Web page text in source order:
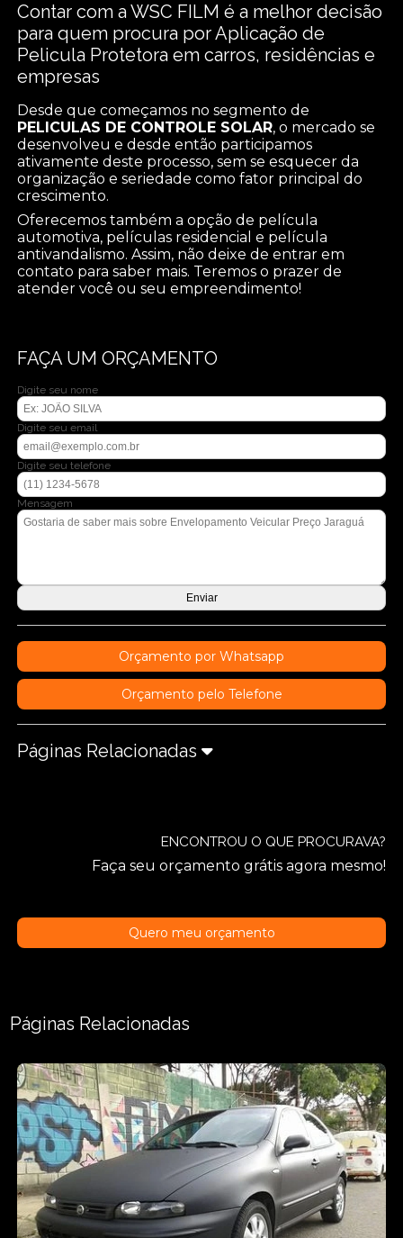
Contar com a WSC FILM é a melhor decisão
para quem procura por Aplicação de
Pelicula Protetora em carros, residências e
empresas
Desde que começamos no segmento de
PELICULAS DE CONTROLE SOLAR, o mercado se
desenvolveu e desde então participamos
ativamente deste processo, sem se esquecer da
organização e seriedade como fator principal do
crescimento.
Oferecemos também a opção de película
automotiva, películas residencial e película
antivandalismo. Assim, não deixe de entrar em
contato para saber mais. Teremos o prazer de
atender você ou seu empreendimento!
FAÇA UM ORÇAMENTO
Digite seu nome
Digite seu email
Digite seu telefone
Mensagem
Orçamento por Whatsapp
Orçamento pelo Telefone
Páginas Relacionadas
ENCONTROU O QUE PROCURAVA?
Faça seu orçamento grátis agora mesmo!
Quero meu orçamento
Páginas Relacionadas